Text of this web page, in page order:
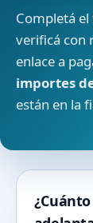
Completá
verificá con
enlace a
importes
están en la